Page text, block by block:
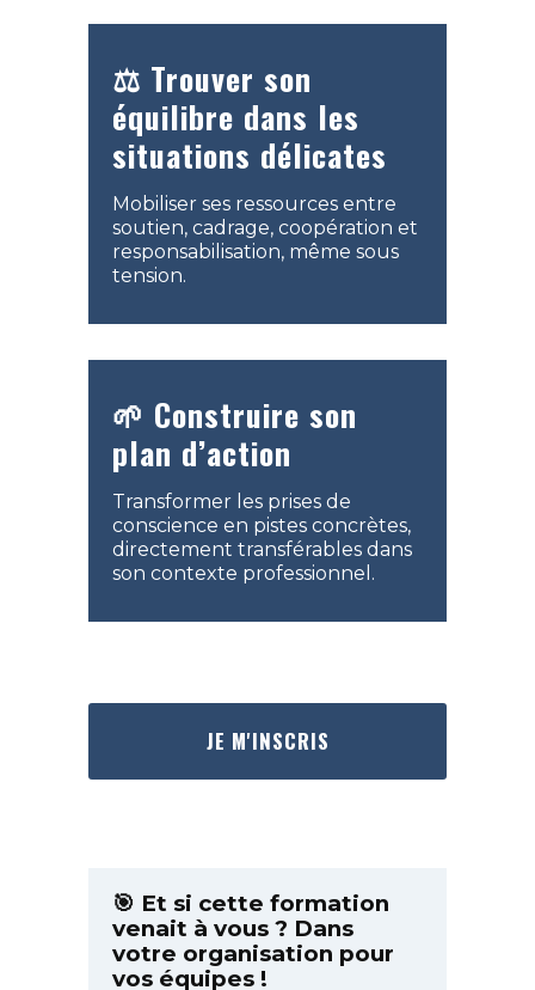
⚖️ Trouver son
équilibre dans les
situations délicates
Mobiliser ses ressources entre
soutien, cadrage, coopération et
responsabilisation, même sous
tension.
🌱 Construire son
plan d’action
Transformer les prises de
conscience en pistes concrètes,
directement transférables dans
son contexte professionnel.
JE M'INSCRIS
🎯 Et si cette formation
venait à vous ? Dans
votre organisation pour
vos équipes !